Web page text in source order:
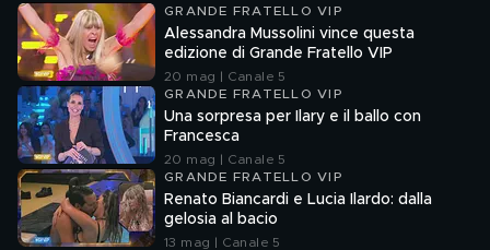
GRANDE FRATELLO VIP
Alessandra Mussolini vince questa
edizione di Grande Fratello VIP
20 mag | Canale 5
GRANDE FRATELLO VIP
Una sorpresa per Ilary e il ballo con
Francesca
20 mag | Canale 5
GRANDE FRATELLO VIP
Renato Biancardi e Lucia Ilardo: dalla
gelosia al bacio
13 mag | Canale 5